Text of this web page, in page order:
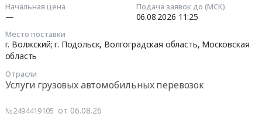
3
Начальная цена
—
Подача заявок до (МСК)
06.08.2026 11:25
Место поставки
г. Волжский; г. Подольск, Волгоградская область, Московская
область
Отрасли
Услуги грузовых автомобильных перевозок
№2494419105 от 06.08.26